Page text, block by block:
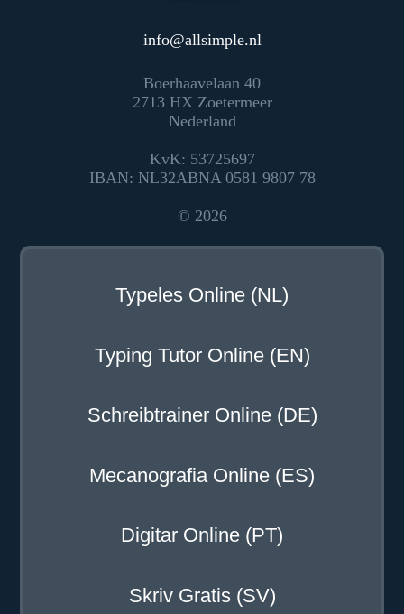
info@allsimple.nl
Boerhaavelaan 40
2713 HX Zoetermeer
Nederland
KvK: 53725697
IBAN: NL32ABNA 0581 9807 78
© 2026
Typeles Online (NL)
Typing Tutor Online (EN)
Schreibtrainer Online (DE)
Mecanografia Online (ES)
Digitar Online (PT)
Skriv Gratis (SV)